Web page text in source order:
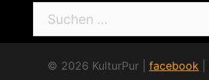
Suchen
nach:
© 2026 KulturPur | facebook